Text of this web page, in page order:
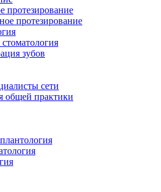
протезирование
протезирование
зубов
сети
общей практики